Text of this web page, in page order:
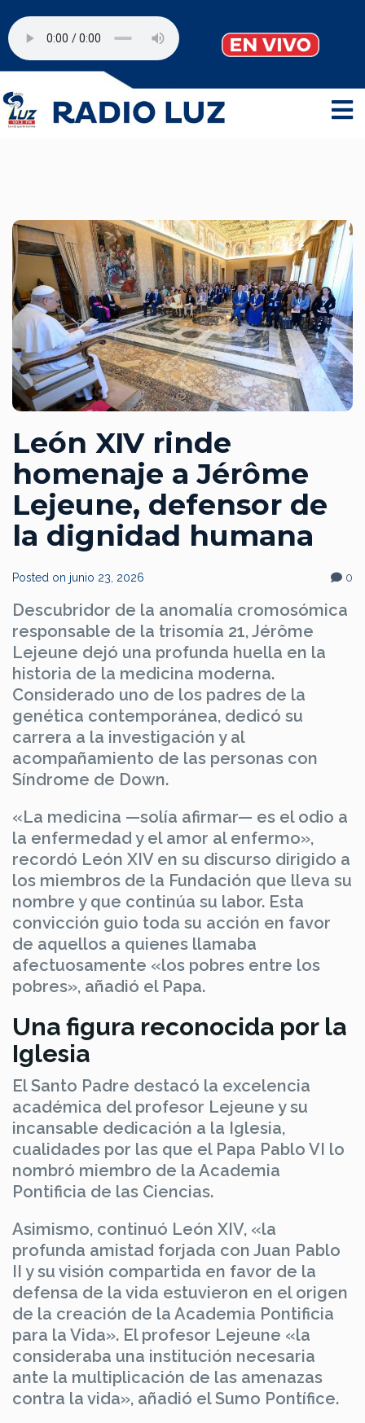
León XIV rinde
homenaje a Jérôme
Lejeune, defensor de
la dignidad humana
Posted on junio 23, 2026 0
Descubridor de la anomalía cromosómica
responsable de la trisomía 21, Jérôme
Lejeune dejó una profunda huella en la
historia de la medicina moderna.
Considerado uno de los padres de la
genética contemporánea, dedicó su
carrera a la investigación y al
acompañamiento de las personas con
Síndrome de Down.
«La medicina —solía afirmar— es el odio a
la enfermedad y el amor al enfermo»,
recordó León XIV en su discurso dirigido a
los miembros de la Fundación que lleva su
nombre y que continúa su labor. Esta
convicción guio toda su acción en favor
de aquellos a quienes llamaba
afectuosamente «los pobres entre los
pobres», añadió el Papa.
Una figura reconocida por la
Iglesia
El Santo Padre destacó la excelencia
académica del profesor Lejeune y su
incansable dedicación a la Iglesia,
cualidades por las que el Papa Pablo VI lo
nombró miembro de la Academia
Pontificia de las Ciencias.
Asimismo, continuó León XIV, «la
profunda amistad forjada con Juan Pablo
II y su visión compartida en favor de la
defensa de la vida estuvieron en el origen
de la creación de la Academia Pontificia
para la Vida». El profesor Lejeune «la
consideraba una institución necesaria
ante la multiplicación de las amenazas
contra la vida», añadió el Sumo Pontífice.